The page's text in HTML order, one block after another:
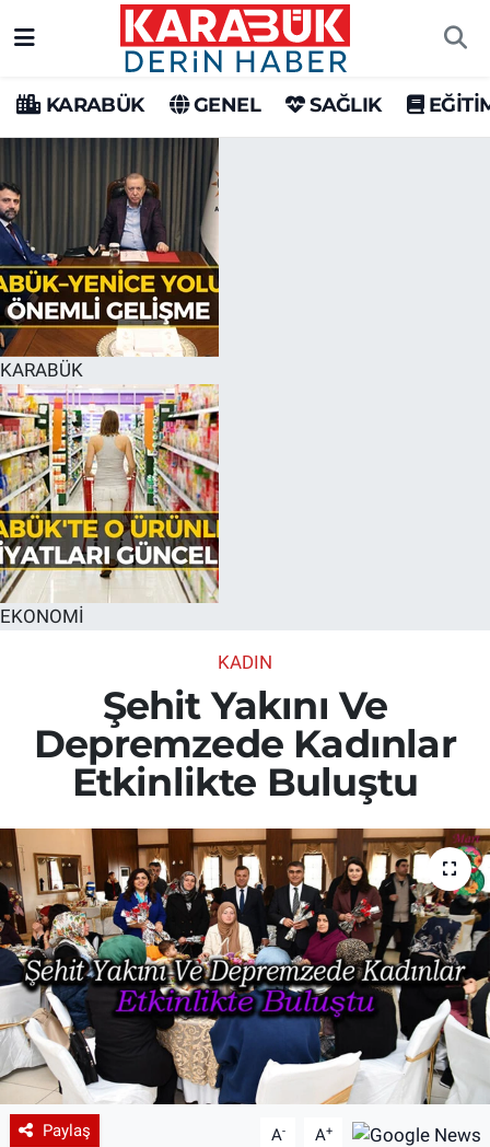
KARABÜK GENEL SAĞLIK
KARABÜK
EKONOMİ
KADIN
Şehit Yakını Ve
Depremzede Kadınlar
Etkinlikte Buluştu
Paylaş A- A+
Karabük Hava Durumu
Karabük Trafik Yoğunluk Haritası
Süper Lig Puan Durumu ve Fikstür
Tüm Manşetler
Son Dakika Haberleri
Haber Arşivi